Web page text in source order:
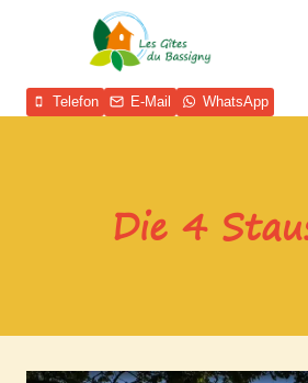
Telefon E-Mail WhatsApp
Die 4